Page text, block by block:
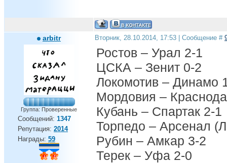
arbitr
Группа: Проверенные
Сообщений: 1347
Репутация: 2014
Награды: 59
Вторник, 28.10.2014, 17:53 | Сообщение #
Ростов – Урал 2-1
ЦСКА – Зенит 0-2
Локомотив – Динамо
Мордовия –
Кубань – Спартак 2-1
Торпедо – Арсенал
Рубин – Амкар 3-2
Терек – Уфа 2-0